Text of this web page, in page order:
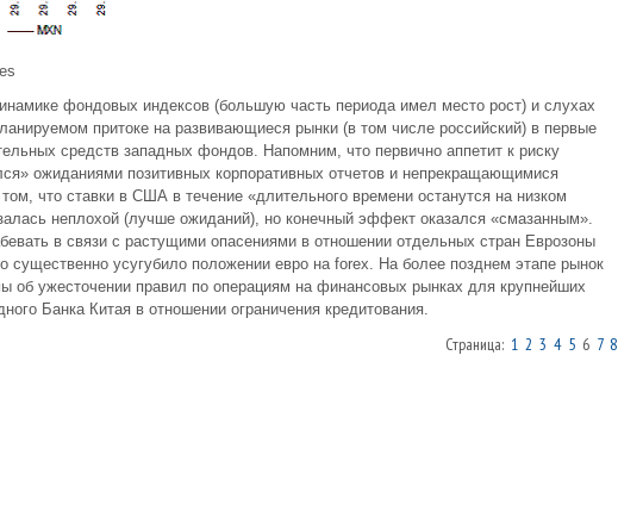
фондовых индексов (большую часть периода имел место рост) и слухах
притоке на развивающиеся рынки (в том числе российский) в первые
средств западных фондов. Напомним, что первично аппетит к риску
ожиданиями позитивных корпоративных отчетов и непрекращающимися
что ставки в США в течение «длительного времени останутся на низком
неплохой (лучше ожиданий), но конечный эффект оказался «смазанным».
в связи с растущими опасениями в отношении отдельных стран Еврозоны
существенно усугубило положении евро на forex. На более позднем этапе рынок
об ужесточении правил по операциям на финансовых рынках для крупнейших
Банка Китая в отношении ограничения кредитования.
Страница: 1 2 3 4 56 7 8